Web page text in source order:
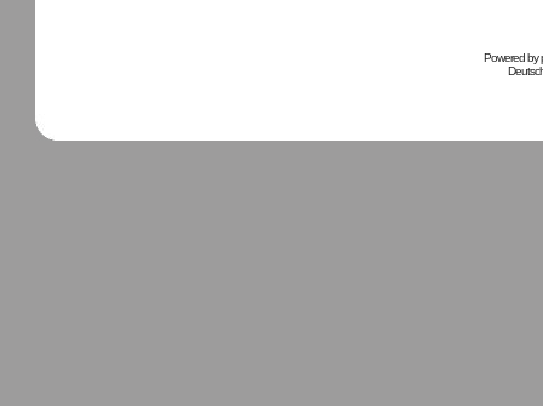
Powered by